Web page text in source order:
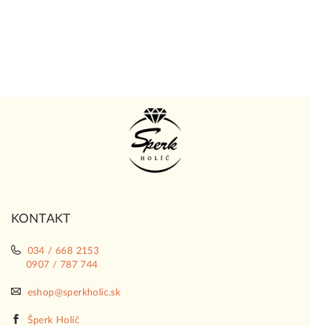
KONTAKT
034 / 668 2153
0907 / 787 744
eshop@sperkholic.sk
Šperk Holíč